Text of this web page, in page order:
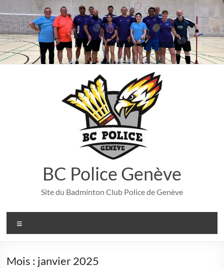
Aller
au
contenu
BC Police Genève
Site du Badminton Club Police de Genève
Mois : janvier 2025